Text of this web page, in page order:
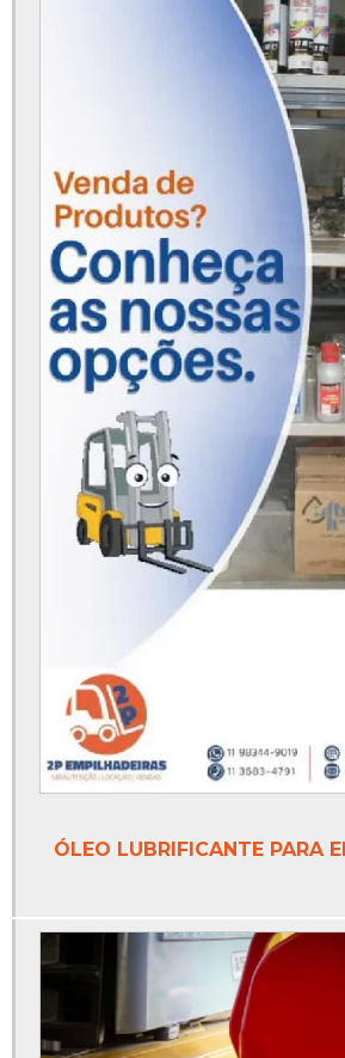
ÓLEO LUBRIFICANTE PARA